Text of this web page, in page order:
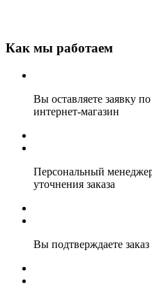
Как мы работаем
Вы оставляете заявку
интернет-магазин
Персональный
уточнения заказа
Вы подтверждаете заказ